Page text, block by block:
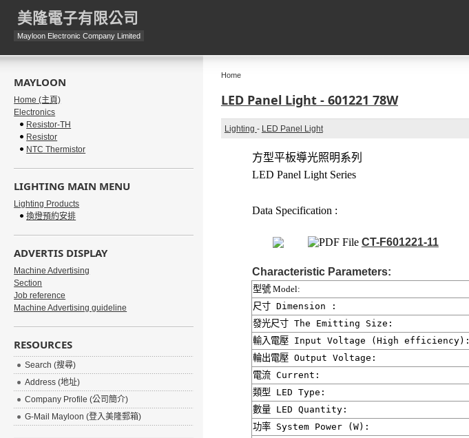
美隆電子有限公司
Mayloon Electronic Company Limited
Home
LED Panel Light - 601221 78W
Lighting - LED Panel Light
方型平板導光照明系列
LED Panel Light Series
Data Specification :
CT-F601221-11
Characteristic Parameters:
型號Model:
尺寸Dimension :
發光尺寸The Emitting Size:
輸入電壓Input Voltage (High efficiency):
輪出電壓Output Voltage:
電流Current:
類型 LED Type:
數量LED Quantity:
功率System Power (W):
MAYLOON
Home (主頁)
Electronics
Resistor-TH
Resistor
NTC Thermistor
LIGHTING MAIN MENU
Lighting Products
換燈預約安排
ADVERTIS DISPLAY
Machine Advertising
Section
Job reference
Machine Advertising guideline
RESOURCES
Search (搜尋)
Address (地址)
Company Profile (公司簡介)
G-Mail Mayloon (登入美隆郵箱)